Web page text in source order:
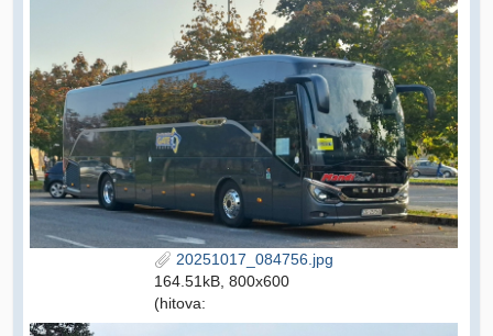
20251017_084756.jpg
164.51kB, 800x600
(hitova: